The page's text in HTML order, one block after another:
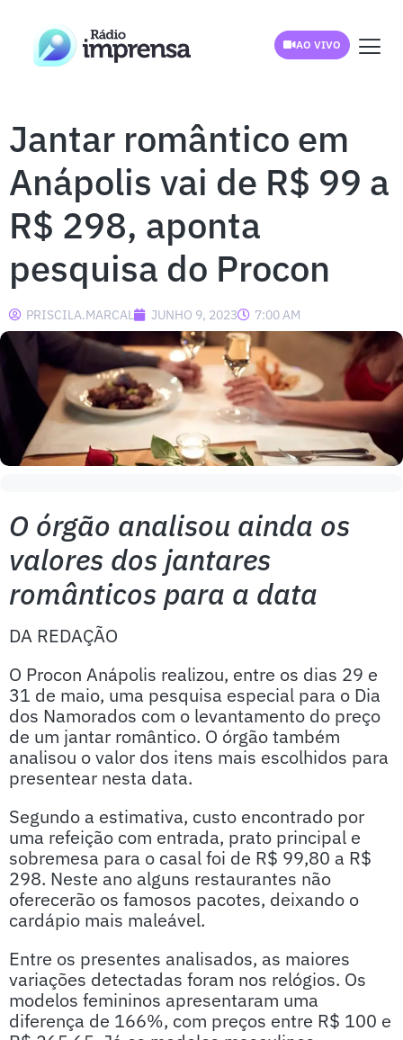
AO VIVO
Jantar romântico em
Anápolis vai de R$ 99 a
R$ 298, aponta
pesquisa do Procon
PRISCILA.MARCAL JUNHO 9, 2023 7:00 AM
O órgão analisou ainda os
valores dos jantares
românticos para a data
DA REDAÇÃO
O Procon Anápolis realizou, entre os dias 29 e
31 de maio, uma pesquisa especial para o Dia
dos Namorados com o levantamento do preço
de um jantar romântico. O órgão também
analisou o valor dos itens mais escolhidos para
presentear nesta data.
Segundo a estimativa, custo encontrado por
uma refeição com entrada, prato principal e
sobremesa para o casal foi de R$ 99,80 a R$
298. Neste ano alguns restaurantes não
oferecerão os famosos pacotes, deixando o
cardápio mais maleável.
Entre os presentes analisados, as maiores
variações detectadas foram nos relógios. Os
modelos femininos apresentaram uma
diferença de 166%, com preços entre R$ 100 e